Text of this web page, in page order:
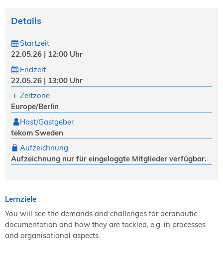
Details
Startzeit
22.05.26 | 12:00 Uhr
Endzeit
22.05.26 | 13:00 Uhr
Zeitzone
Europe/Berlin
Host/Gastgeber
tekom Sweden
Aufzeichnung
Aufzeichnung nur für eingeloggte Mitglieder verfügbar.
Lernziele
You will see the demands and challenges for aeronautic
documentation and how they are tackled, e.g. in processes
and organisational aspects.